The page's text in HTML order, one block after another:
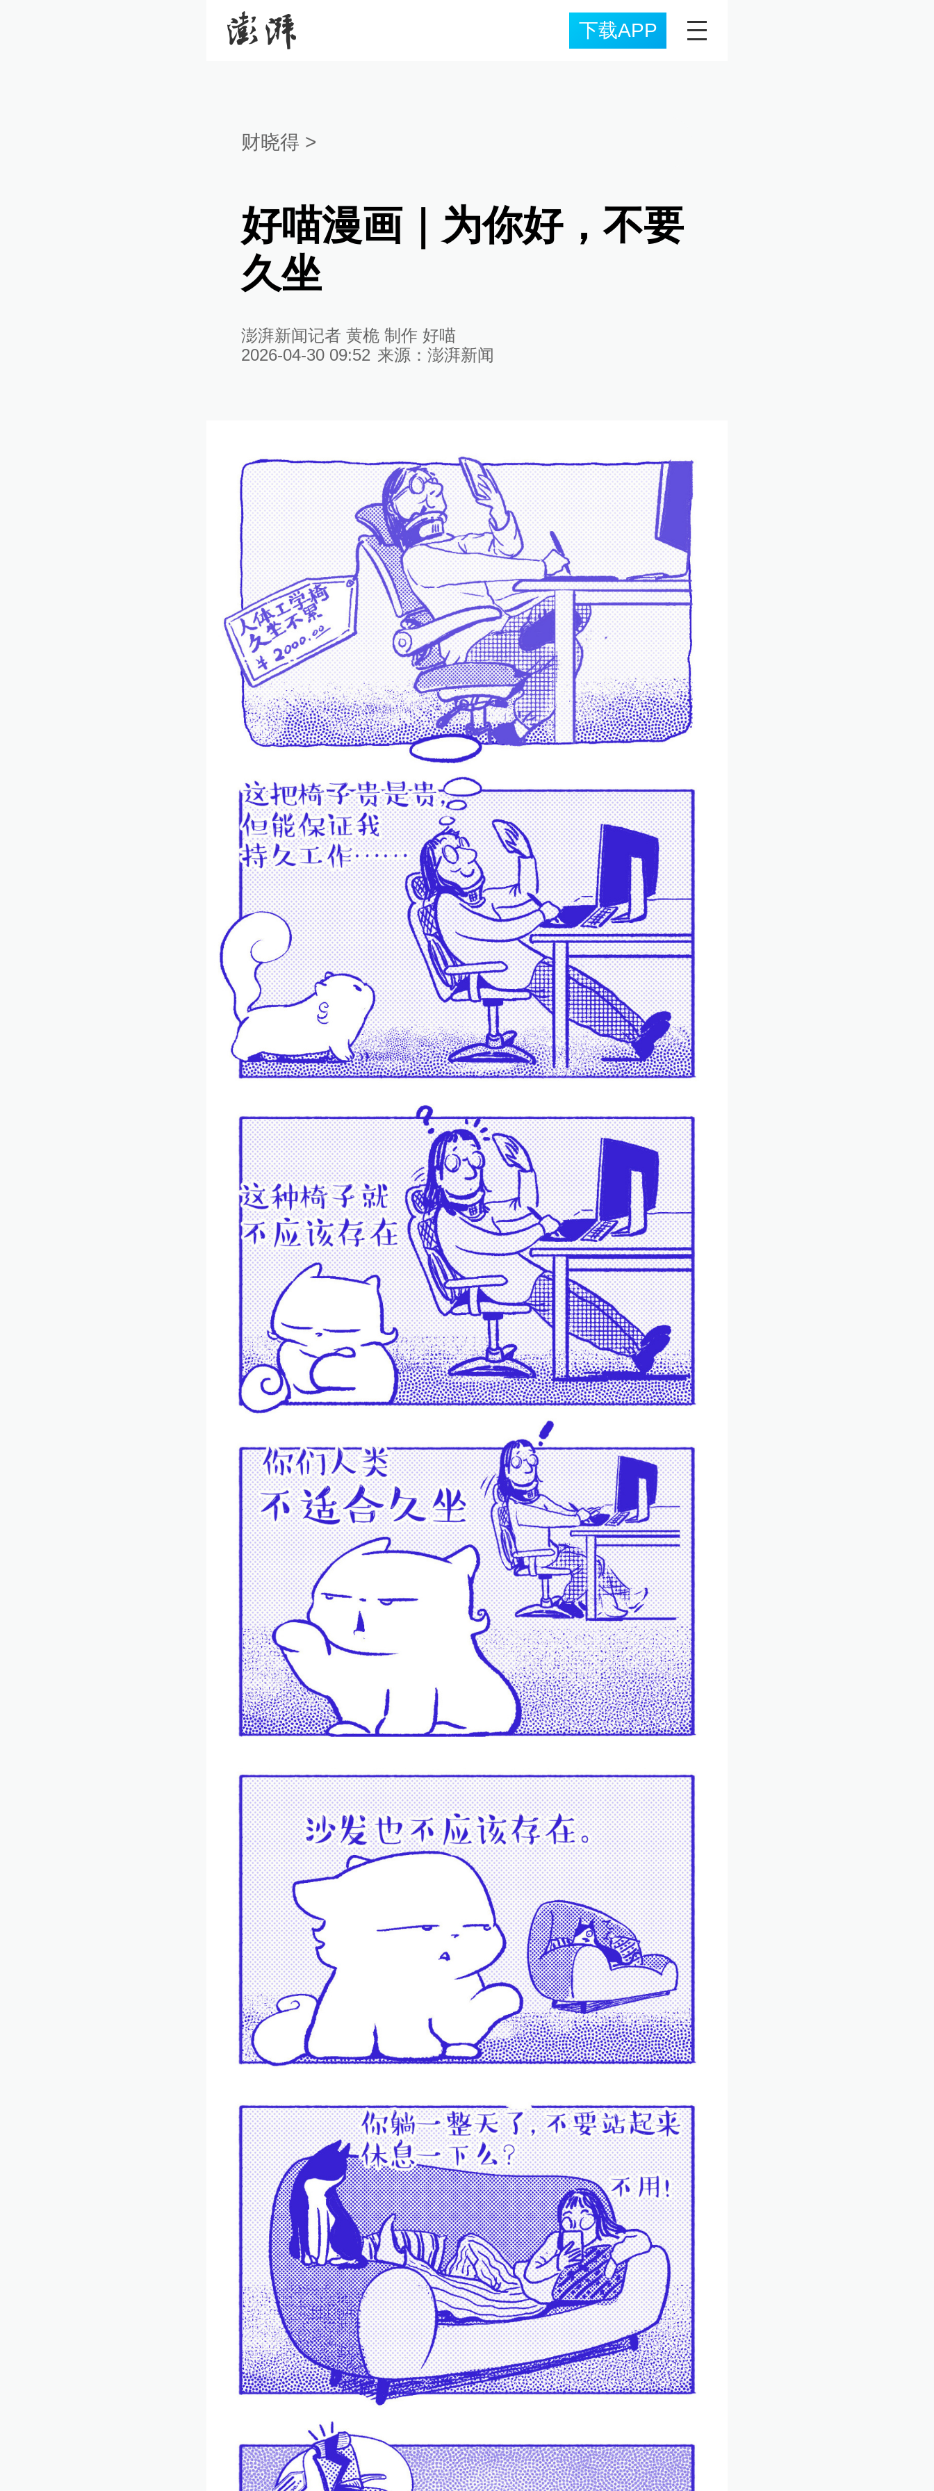
下载APP
财晓得 >
好喵漫画｜为你好，不要
久坐
澎湃新闻记者 黄桅 制作 好喵
2026-04-30 09:52 来源： 澎湃新闻